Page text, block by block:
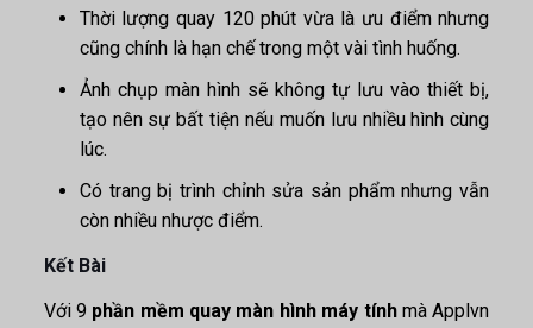
Thời lượng quay 120 phút vừa là ưu điểm nhưng
cũng chính là hạn chế trong một vài tình huống.
Ảnh chụp màn hình sẽ không tự lưu vào thiết bị,
tạo nên sự bất tiện nếu muốn lưu nhiều hình cùng
lúc.
Có trang bị trình chỉnh sửa sản phẩm nhưng vẫn
còn nhiều nhược điểm.
Kết Bài
Với 9 phần mềm quay màn hình máy tínhmà Applvn